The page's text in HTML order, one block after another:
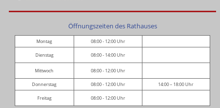
Öffnungszeiten des Rathauses
Montag 08:00 - 12:00 Uhr
Dienstag 08:00 - 14:00 Uhr
Mittwoch 08:00 - 12:00 Uhr
Donnerstag 08:00 - 12:00 Uhr 14:00 – 18:00 Uhr
Freitag 08:00 - 12:00 Uhr